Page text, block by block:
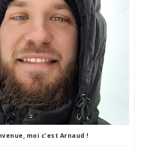
moi c'est Arnaud !